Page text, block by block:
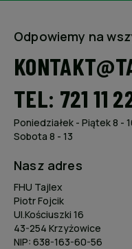
Odpowiemy na
TEL: 721 11
Poniedziałek - Piątek 8 -
Sobota 8 - 13
Nasz adres
FHU Tajlex
Piotr Fojcik
Ul.Kościuszki 16
43-254 Krzyżowice
NIP: 638-163-60-56